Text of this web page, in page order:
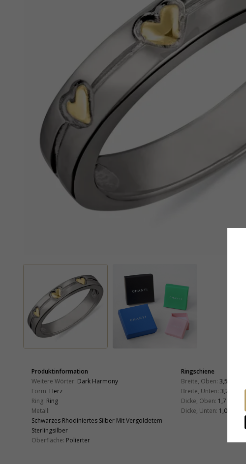
Produktinformation
Weitere Wörter: Dark Harmony
Form: Herz
Ring: Ring
Metall:
Schwarzes Rhodiniertes Silber Mit Vergoldetem
Sterlingsilber
Oberfläche: Polierter
Ringschiene
Breite, Oben: 3,5 mm
Breite, Unten: 3,2 mm
Dicke, Oben: 1,7 mm
Dicke, Unten: 1,0 mm